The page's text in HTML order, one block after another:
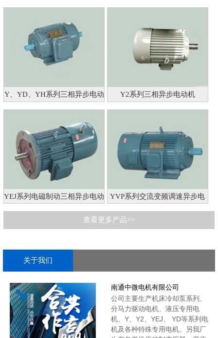
动机
Y、YD、YH系列三相异步电动
机
Y2系列三相异步电动机
YEJ系列电磁制动三相异步电动
机
YVP系列交流变频调速异步电
动机
查看更多产品>>
关于我们
南通中微电机有限公司
公司主要生产机床冷却泵系列、
分马力驱动电机、液压专用电
机、Y、Y2、YEJ、 YD等系列电
机及各种特殊专用电机。另我厂